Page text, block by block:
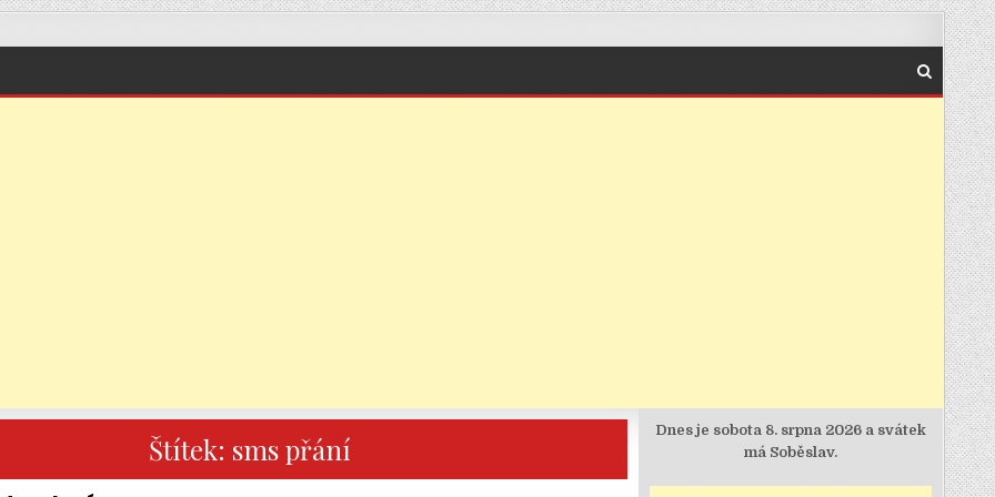
Štítek: sms přání
Dnes je sobota 8. srpna 2026 a svátek
má Soběslav.